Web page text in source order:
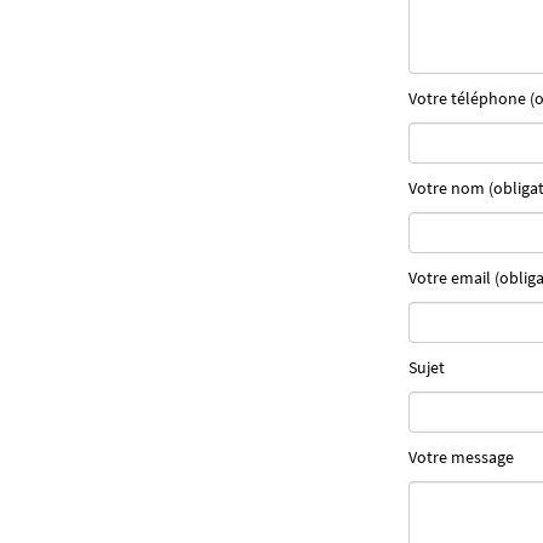
Votre téléphone
Votre nom
Votre email
Sujet
Votre message